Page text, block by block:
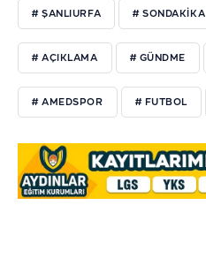
# ŞANLIURFA # SONDAKIKA
# AÇIKLAMA # GÜNDME
# AMEDSPOR # FUTBOL